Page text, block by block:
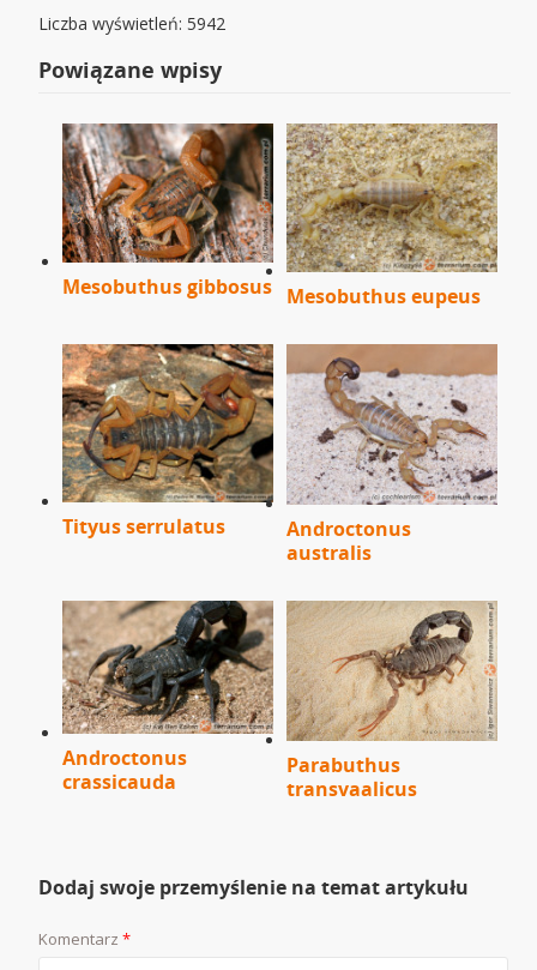
Liczba wyświetleń: 5942
Powiązane wpisy
Mesobuthus gibbosus Mesobuthus eupeus
Tityus serrulatus
Androctonus
australis
Androctonus
crassicauda
Parabuthus
transvaalicus
Dodaj swoje przemyślenie na temat artykułu
Komentarz*